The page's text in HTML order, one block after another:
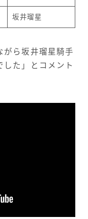
坂井瑠星
がら坂井瑠星騎手
た」とコメント